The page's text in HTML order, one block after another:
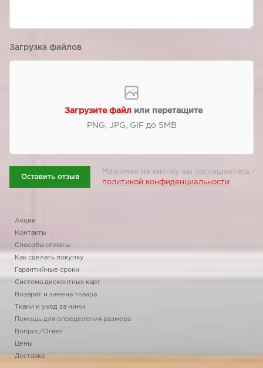
Загрузка файлов
Загрузите файл или перетащите
PNG, JPG, GIF до 5МВ
Оставить отзыв
Нажимая на кнопку вы соглашаетесь с
политикой конфиденциальности
Акции
Контакты
Способы оплаты
Как сделать покупку
Гарантийные сроки
Система дисконтных карт
Возврат и замена товара
Ткани и уход за ними
Помощь для определения размера
Вопрос/Ответ
Цены
Доставка